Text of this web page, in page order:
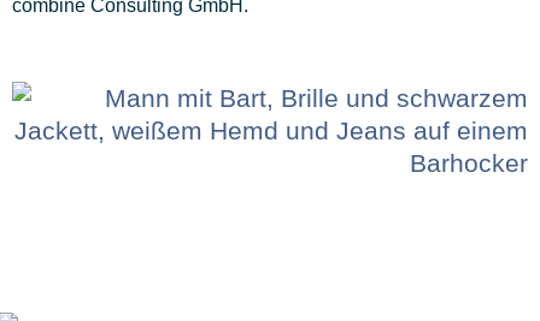
combine Consulting GmbH.